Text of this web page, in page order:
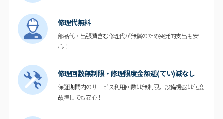
修理代無料
部品代・出張費含む修理代が無償のため突発的支出も安
心！
修理回数無制限・修理限度金額逓(てい)減なし
保証期間内のサービス利用回数は無制限。設備機器は何度
故障しても安心！